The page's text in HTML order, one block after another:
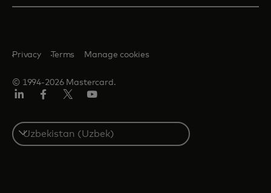
© 1994-2026 Mastercard.
Privacy Terms Manage cookies
Select
a
country